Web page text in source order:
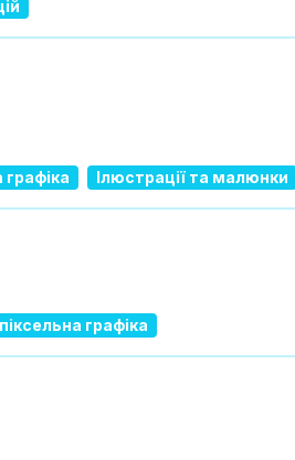
графіка Ілюстрації та малюнки
графіка